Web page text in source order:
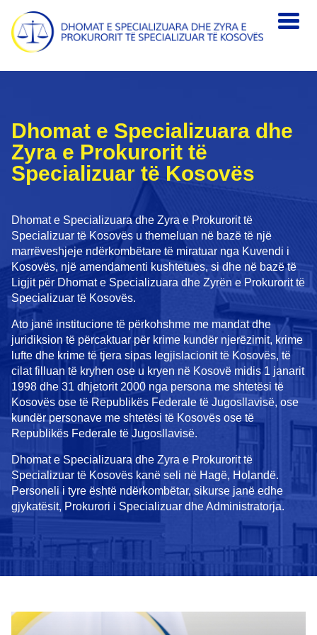
Skip to main content
Dhomat e Specializuara dhe
Zyra e Prokurorit tё
Specializuar tё Kosovёs
Dhomat e Specializuara dhe Zyra e Prokurorit të
Specializuar të Kosovës u themeluan në bazë të një
marrëveshjeje ndërkombëtare të miratuar nga Kuvendi i
Kosovës, një amendamenti kushtetues, si dhe në bazë të
Ligjit për Dhomat e Specializuara dhe Zyrën e Prokurorit të
Specializuar të Kosovës.
Ato janë institucione të përkohshme me mandat dhe
juridiksion të përcaktuar për krime kundër njerëzimit, krime
lufte dhe krime të tjera sipas legjislacionit të Kosovës, të
cilat filluan të kryhen ose u kryen në Kosovë midis 1 janarit
1998 dhe 31 dhjetorit 2000 nga persona me shtetësi të
Kosovës ose të Republikës Federale të Jugosllavisë, ose
kundër personave me shtetësi të Kosovës ose të
Republikës Federale të Jugosllavisë.
Dhomat e Specializuara dhe Zyra e Prokurorit të
Specializuar të Kosovës kanë seli në Hagë, Holandë.
Personeli i tyre është ndërkombëtar, sikurse janë edhe
gjykatësit, Prokurori i Specializuar dhe Administratorja.
In focus